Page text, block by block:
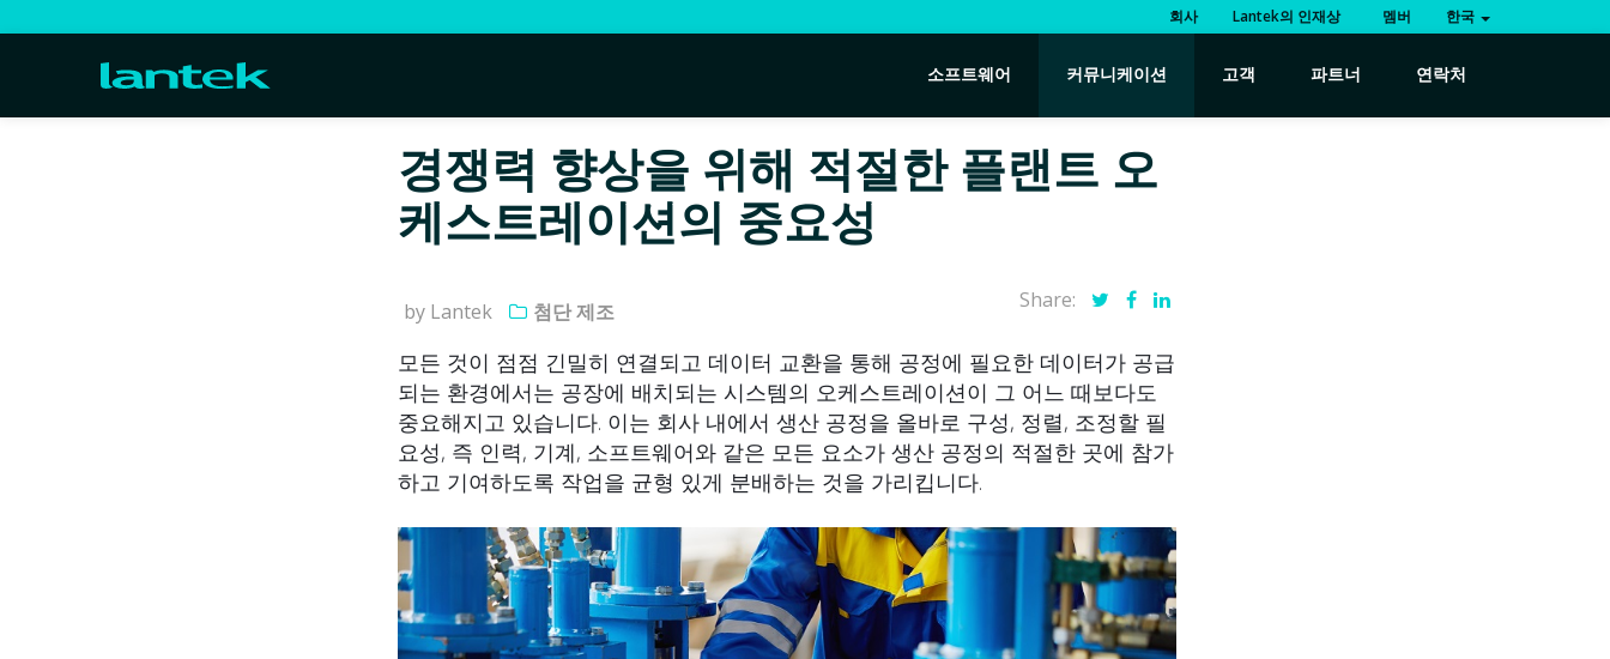
회사 Lantek의 인재상 멤버 한국
소프트웨어 커뮤니케이션 고객 파트너 연락처
경쟁력 향상을 위해 적절한 플랜트 오
케스트레이션의 중요성
by Lantek 첨단 제조 Share:
모든 것이 점점 긴밀히 연결되고 데이터 교환을 통해 공정에 필요한 데이터가 공급
되는 환경에서는 공장에 배치되는 시스템의 오케스트레이션이 그 어느 때보다도
중요해지고 있습니다. 이는 회사 내에서 생산 공정을 올바로 구성, 정렬, 조정할 필
요성, 즉 인력, 기계, 소프트웨어와 같은 모든 요소가 생산 공정의 적절한 곳에 참가
하고 기여하도록 작업을 균형 있게 분배하는 것을 가리킵니다.